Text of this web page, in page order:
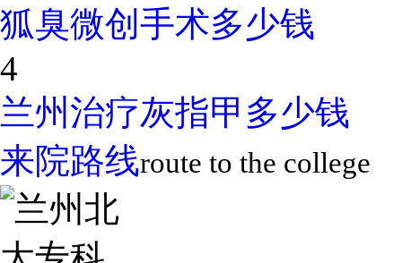
狐臭微创手术多少钱
4
兰州治疗灰指甲多少钱
来院路线route to the college